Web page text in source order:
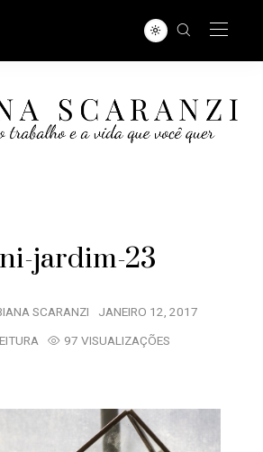
jardim-23
SCARANZI JANEIRO 12, 2017
97 VISUALIZAÇÕES